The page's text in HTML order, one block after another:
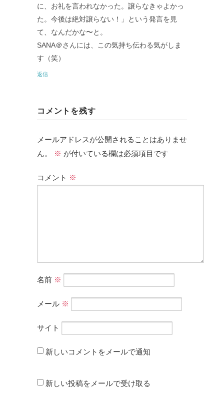
に、お礼を言われなかった。譲らなきゃよかっ
た。今後は絶対譲らない！」という発言を見
て、なんだかな〜と。
SANA＠さんには、この気持ち伝わる気がしま
す（笑）
返信
コメントを残す
メールアドレスが公開されることはありませ
ん。
※ が付いている欄は必須項目です
コメント ※
名前 ※
メール ※
サイト
新しいコメントをメールで通知
新しい投稿をメールで受け取る